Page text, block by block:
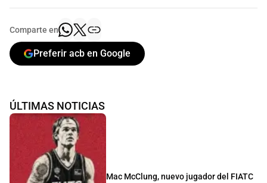
Comparte en
Preferir acb en Google
ÚLTIMAS NOTICIAS
Mac McClung, nuevo jugador del FIATC